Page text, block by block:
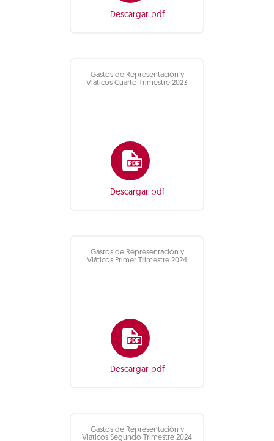
Descargar pdf
Gastos de Representación y
Viáticos Cuarto Trimestre 2023
Descargar pdf
Gastos de Representación y
Viáticos Primer Trimestre 2024
Descargar pdf
Gastos de Representación y
Viáticos Segundo Trimestre 2024